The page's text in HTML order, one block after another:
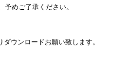
めご了承ください。
ウンロードお願い致します。